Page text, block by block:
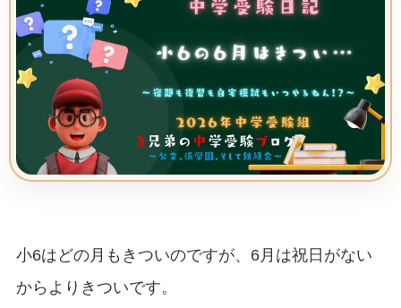
小6はどの月もきついのですが、6月は祝日がない
からよりきついです。